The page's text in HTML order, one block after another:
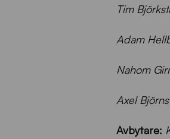
Tim
Adam
Nahom
Axel
Avbytare: